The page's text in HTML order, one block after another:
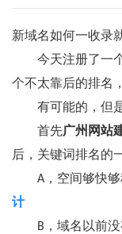
新域名如何一收录
今天注册了一个
个不太靠后的排名
有可能的，但是
首先广州网站
后，关键词排名的
A，空间够快够
计
B，域名以前没